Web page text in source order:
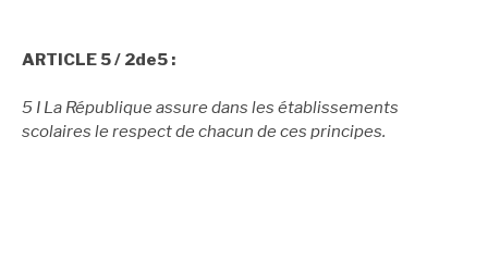
ARTICLE 5 / 2de5 :
5 I La République assure dans les établissements
scolaires le respect de chacun de ces principes.